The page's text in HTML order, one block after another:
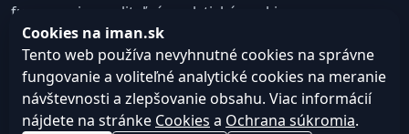
fungovanie a voliteľné analytické cookies na
zlepšovanie obsahu a používateľskej skúsenosti.
Nastavenie cookies
© 2026 Web design, tvorba webu a SEO –Consultee,
Cookies na iman.sk
Tento web používa nevyhnutné cookies na správne
fungovanie a voliteľné analytické cookies na meranie
návštevnosti a zlepšovanie obsahu. Viac informácií
nájdete na stránke Cookies a Ochrana súkromia.